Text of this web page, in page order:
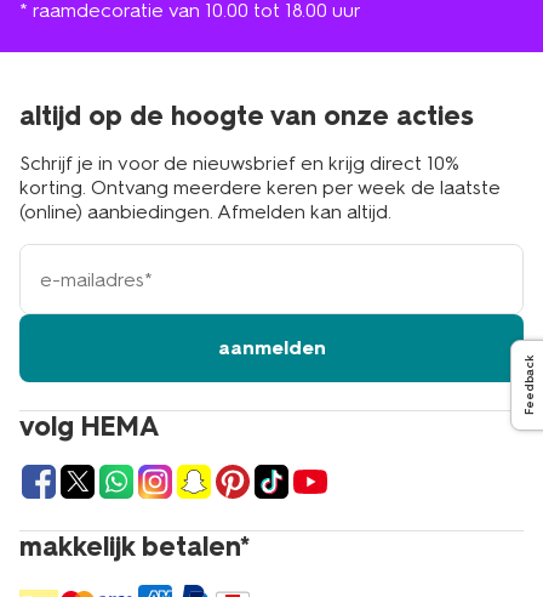
* raamdecoratie van 10.00 tot 18.00 uur
volg HEMA
makkelijk betalen*
altijd op de hoogte van onze acties
Schrijf je in voor de nieuwsbrief en krijg direct 10%
korting. Ontvang meerdere keren per week de laatste
(online) aanbiedingen. Afmelden kan altijd.
e-
mailadres
aanmelden
Feedback